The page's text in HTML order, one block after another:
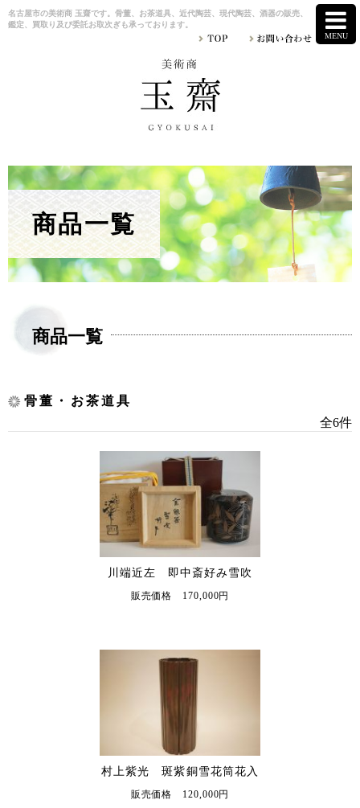
名古屋市の美術商 玉齋です。骨董、お茶道具、近代陶芸、現代陶芸、酒器の販売、
鑑定、買取り及び委託お取次ぎも承っております。
商品一覧
商品一覧
骨董・お茶道具
全6件
川端近左 即中斎好み雪吹
販売価格 170,000円
村上紫光 斑紫銅雪花筒花入
販売価格 120,000円